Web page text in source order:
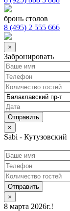
бронь столов
8 (495) 2 555 666
×
Забронировать
×
Sabi - Кутузовский
Отправить
×
8 марта 2026г.!